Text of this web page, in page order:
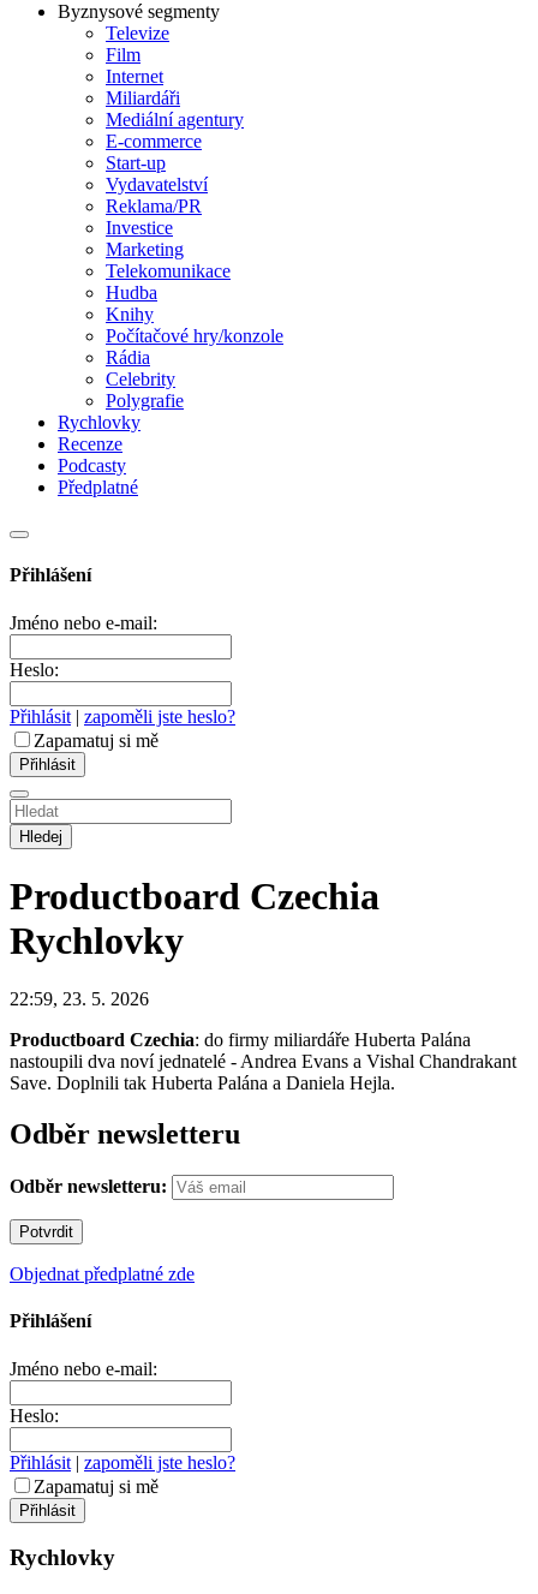
Byznysové segmenty
Televize
Film
Internet
Miliardáři
Mediální agentury
E-commerce
Start-up
Vydavatelství
Reklama/PR
Investice
Marketing
Telekomunikace
Hudba
Knihy
Počítačové hry/konzole
Rádia
Celebrity
Polygrafie
Rychlovky
Recenze
Podcasty
Předplatné
Přihlášení
Jméno nebo e-mail:
Heslo:
Přihlásit | zapoměli jste heslo?
Zapamatuj si mě
Hledej
Productboard Czechia
Rychlovky
22:59, 23. 5. 2026
Productboard Czechia: do firmy miliardáře Huberta Palána
nastoupili dva noví jednatelé - Andrea Evans a Vishal Chandrakant
Save. Doplnili tak Huberta Palána a Daniela Hejla.
Odběr newsletteru
Odběr newsletteru:
Objednat předplatné zde
Přihlášení
Jméno nebo e-mail:
Heslo:
Přihlásit | zapoměli jste heslo?
Zapamatuj si mě
Rychlovky